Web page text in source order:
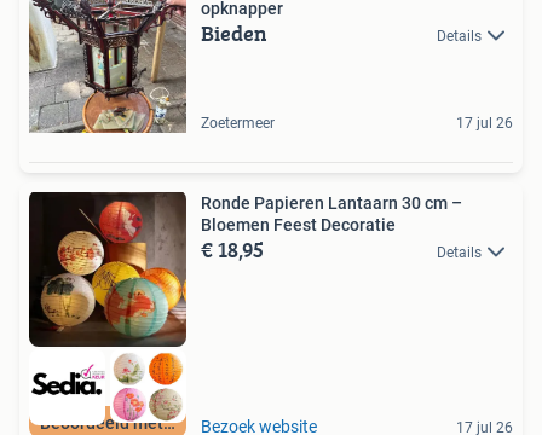
opknapper
Bieden Details
Zoetermeer 17 jul 26
Beoordeeld met 9+
Ronde Papieren Lantaarn 30 cm –
Bloemen Feest Decoratie
€ 18,95 Details
Bezoek website 17 jul 26